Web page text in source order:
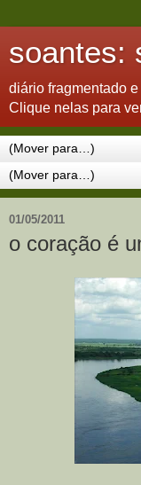
soantes:
diário fragmentado
Clique nelas para
01/05/2011
o coração é